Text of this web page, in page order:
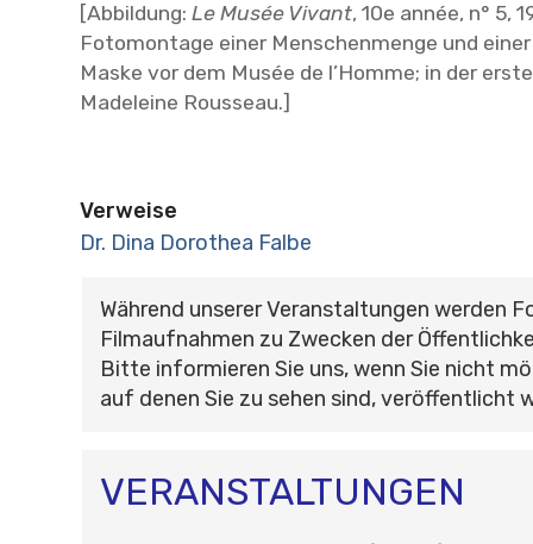
[Abbildung: Le Musée Vivant, 10e année, n° 5,
Fotomontage einer Menschenmenge und
Maske vor dem Musée de l’Homme; in der
Madeleine Rousseau.]
Verweise
Dr. Dina Dorothea Falbe
Während unserer Veranstaltungen werden
Filmaufnahmen zu Zwecken der
Bitte informieren Sie uns, wenn Sie nicht
auf denen Sie zu sehen sind, veröffentlicht
VERANSTALTUNGEN